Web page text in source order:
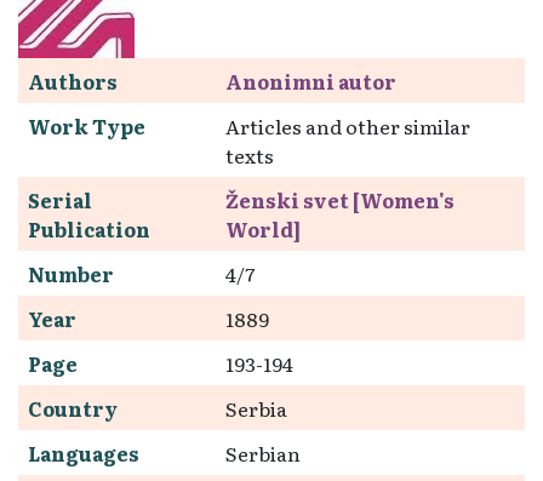
Authors
Anonimni autor
Work Type
Articles and other similar
texts
Serial
Publication
Ženski svet [Women's
World]
Number
4/7
Year
1889
Page
193-194
Country
Serbia
Languages
Serbian